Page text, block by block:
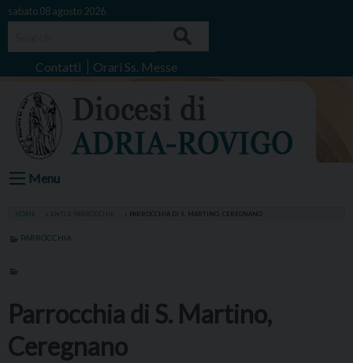
Skip
sabato 08 agosto 2026
Contatti Orari Ss. Messe
Menu
HOME ENTI E PARROCCHIE PARROCCHIA DI S. MARTINO, CEREGNANO
PARROCCHIA
Parrocchia di S. Martino,
Ceregnano